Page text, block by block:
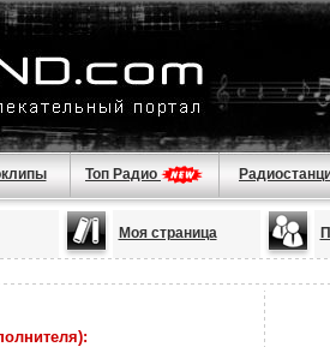
Топ Радио
Моя страница